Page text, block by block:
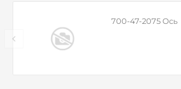
700-47-2075 Ось